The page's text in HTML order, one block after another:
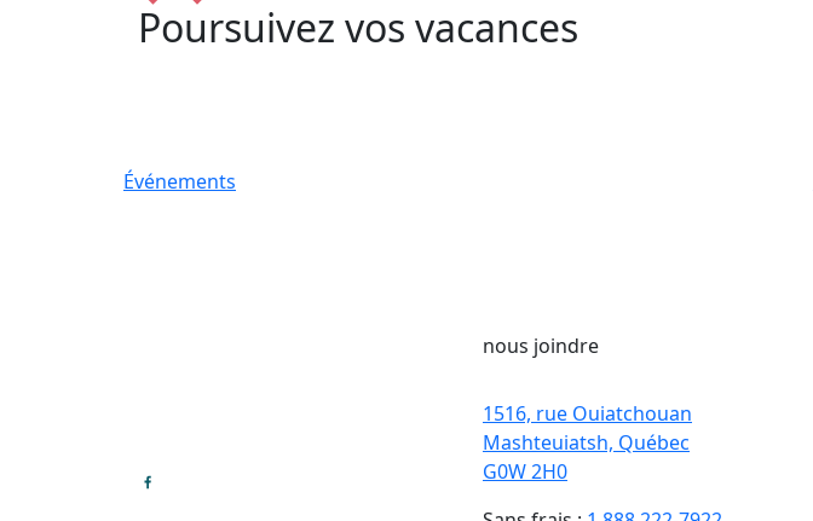
Poursuivez vos vacances
Événements
nous joindre
1516, rue Ouiatchouan
Mashteuiatsh, Québec
G0W 2H0